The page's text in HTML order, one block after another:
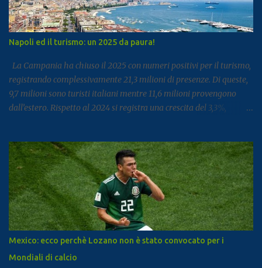
Napoli ed il turismo: un 2025 da paura!
La Campania ha chiuso il 2025 con numeri positivi per il turismo,
registrando complessivamente 21,3 milioni di presenze. Di queste,
9,7 milioni sono turisti italiani mentre 11,6 milioni provengono
dall’estero. Rispetto al 2024 si registra una crescita del 3,3%,
dedicato al turismo, pubblicato come di consueto con alcuni mesi
di ritardo ma utile per fotografare l’andamento complessivo del
comparto nella regione. Napoli e Sorrento trainano il settore: Tra
le principali destinazioni spicca Napoli, che con 3,8 milioni di
presenze si posiziona al dodicesimo posto tra le mete turistiche
italiane, risultando la città con il miglior risultato nel
Mezzogiorno. Subito dopo si colloca Sorrento, che ha registrato 2,8
milioni di presenze e continua a distinguersi anche per alcuni dati
particolari. Circa il 90% dei visitatori della località costiera
Mexico: ecco perchè Lozano non è stato convocato per i
Mondiali di calcio